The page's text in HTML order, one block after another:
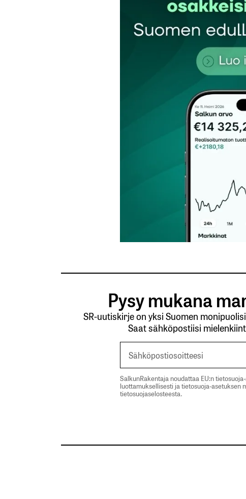
Tilaa SalkunRakentajan uutiskirje
Pysy mukana
SR-uutiskirje on yksi Suomen
Saat sähköpostiisi
SalkunRakentaja noudattaa EU:n
luottamuksellisesti ja tietosuoja-asetuksen
tietosuojaselosteesta.